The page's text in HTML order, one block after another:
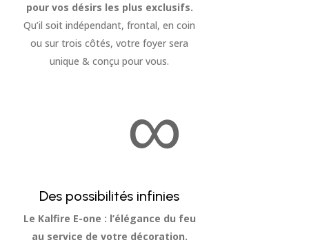
pour vos désirs les plus exclusifs.
Qu’il soit indépendant, frontal, en coin
ou sur trois côtés, votre foyer sera
unique & conçu pour vous.
∞
Des possibilités infinies
Le Kalfire E-one : l’élégance du feu
au service de votre décoration.